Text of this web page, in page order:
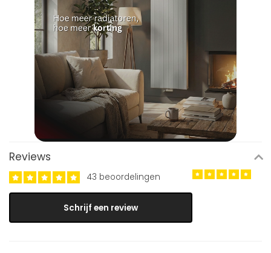
Reviews
43 beoordelingen
Schrijf een review